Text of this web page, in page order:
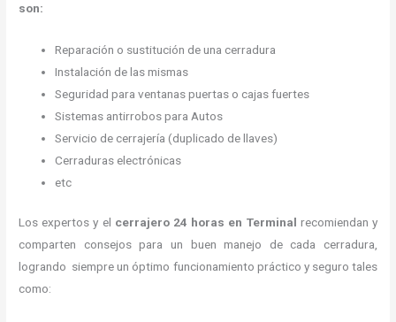
son:
Reparación o sustitución de una cerradura
Instalación de las mismas
Seguridad para ventanas puertas o cajas fuertes
Sistemas antirrobos para Autos
Servicio de cerrajería (duplicado de llaves)
Cerraduras electrónicas
etc
Los expertos y el cerrajero 24 horas en Terminal recomiendan y
comparten consejos para un buen manejo de cada cerradura,
logrando siempre un óptimo funcionamiento práctico y seguro tales
como: